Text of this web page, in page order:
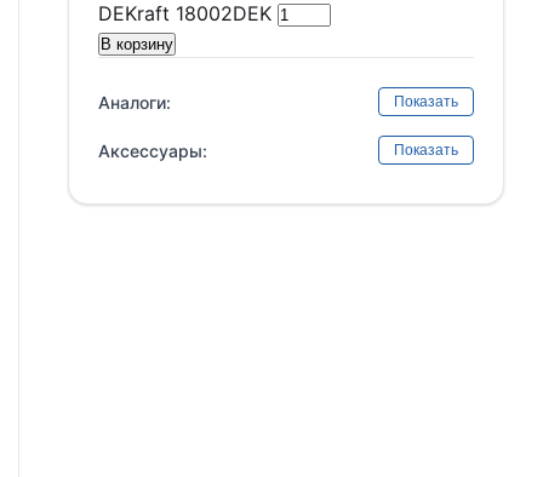
DEKraft 18002DEK
В корзину
Аналоги: Показать
Аксессуары: Показать